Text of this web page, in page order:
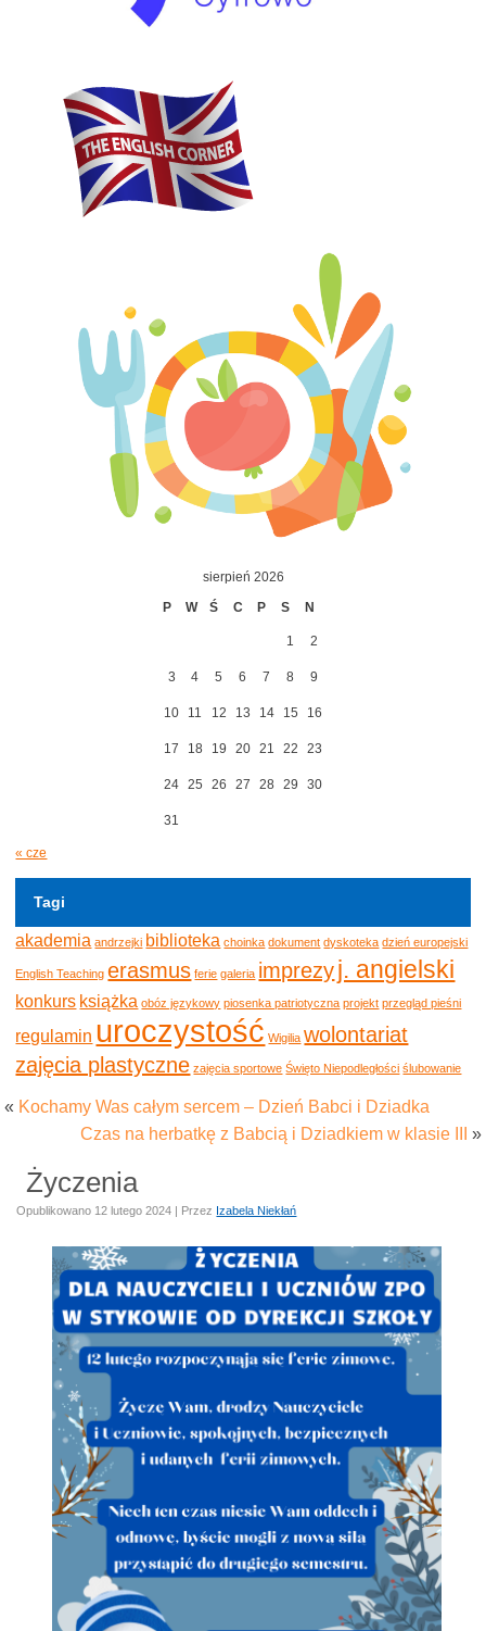
sierpień 2026
P
W Ś C P S N
1 2
3 4 5 6 7 8 9
10 11 12 13 14 15 16
17 18 19 20 21 22 23
24 25 26 27 28 29 30
31
« cze
Tagi
akademia andrzejki biblioteka choinka dokument dyskoteka dzień europejski
English Teaching erasmus ferie galeria imprezyj. angielski
konkurs książka obóz językowy piosenka patriotyczna projekt przegląd pieśni
regulamin uroczystość Wigilia wolontariat
zajęcia plastyczne zajęcia sportowe Święto Niepodległości ślubowanie
« Kochamy Was całym sercem – Dzień Babci i Dziadka
Czas na herbatkę z Babcią i Dziadkiem w klasie III
»
Życzenia
Opublikowano 12 lutego 2024 | Przez Izabela Niekłań